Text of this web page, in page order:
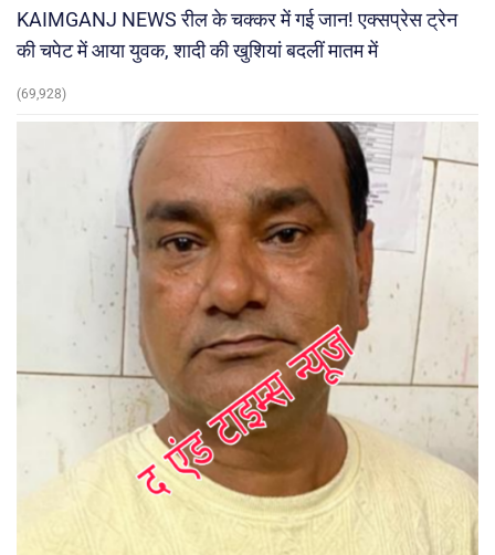
KAIMGANJ NEWS रील के चक्कर में गई जान! एक्सप्रेस ट्रेन
की चपेट में आया युवक, शादी की खुशियां बदलीं मातम में
(69,928)